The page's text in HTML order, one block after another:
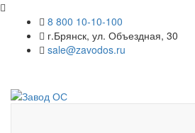
8 800 10-10-100
г.Брянск, ул. Объездная, 30
sale@zavodos.ru